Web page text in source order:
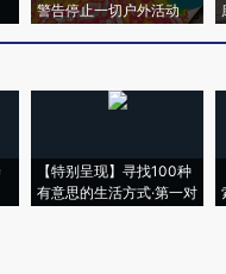
警告停止一切户外活动
【特别呈现】寻找100种
有意思的生活方式·第一对